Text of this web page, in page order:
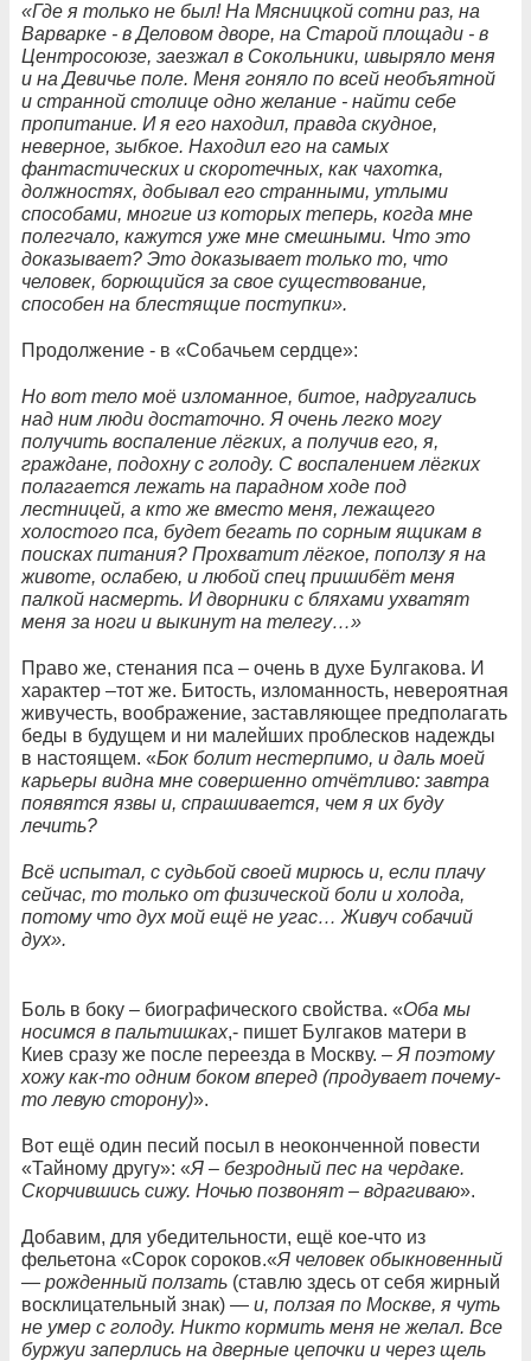
«Где я только не был! На Мясницкой сотни раз, на
Варварке - в Деловом дворе, на Старой площади - в
Центросоюзе, заезжал в Сокольники, швыряло меня
и на Девичье поле. Меня гоняло по всей необъятной
и странной столице одно желание - найти себе
пропитание. И я его находил, правда скудное,
неверное, зыбкое. Находил его на самых
фантастических и скоротечных, как чахотка,
должностях, добывал его странными, утлыми
способами, многие из которых теперь, когда мне
полегчало, кажутся уже мне смешными. Что это
доказывает? Это доказывает только то, что
человек, борющийся за свое существование,
способен на блестящие поступки».
Продолжение - в «Собачьем сердце»:
Но вот тело моё изломанное, битое, надругались
над ним люди достаточно. Я очень легко могу
получить воспаление лёгких, а получив его, я,
граждане, подохну с голоду. С воспалением лёгких
полагается лежать на парадном ходе под
лестницей, а кто же вместо меня, лежащего
холостого пса, будет бегать по сорным ящикам в
поисках питания? Прохватит лёгкое, поползу я на
животе, ослабею, и любой спец пришибёт меня
палкой насмерть. И дворники с бляхами ухватят
меня за ноги и выкинут на телегу…»
Право же, стенания пса – очень в духе Булгакова. И
характер –тот же. Битость, изломанность, невероятная
живучесть, воображение, заставляющее предполагать
беды в будущем и ни малейших проблесков надежды
в настоящем. «Бок болит нестерпимо, и даль моей
карьеры видна мне совершенно отчётливо: завтра
появятся язвы и, спрашивается, чем я их буду
лечить?
Всё испытал, с судьбой своей мирюсь и, если плачу
сейчас, то только от физической боли и холода,
потому что дух мой ещё не угас… Живуч собачий
дух».
Боль в боку – биографического свойства. «Оба мы
носимся в пальтишках,- пишет Булгаков матери в
Киев сразу же после переезда в Москву. – Я поэтому
хожу как-то одним боком вперед (продувает почему-
то левую сторону)».
Вот ещё один песий посыл в неоконченной повести
«Тайному другу»: «Я – безродный пес на чердаке.
Скорчившись сижу. Ночью позвонят – вдрагиваю».
Добавим, для убедительности, ещё кое-что из
фельетона «Сорок сороков.«Я человек обыкновенный
— рожденный ползать (ставлю здесь от себя жирный
восклицательный знак) — и, ползая по Москве, я чуть
не умер с голоду. Никто кормить меня не желал. Все
буржуи заперлись на дверные цепочки и через щель